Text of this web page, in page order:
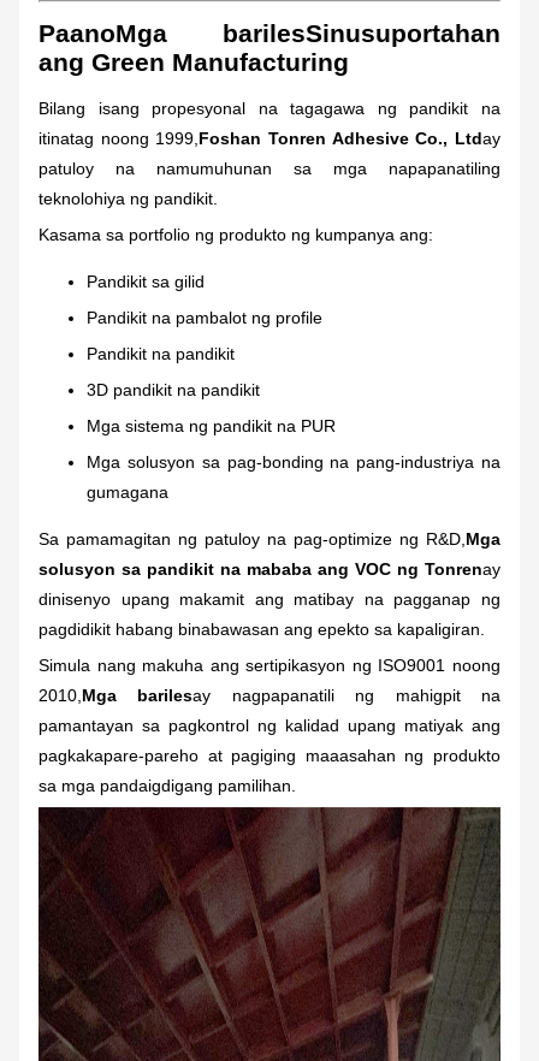
PaanoMga barilesSinusuportahan
ang Green Manufacturing
Bilang isang propesyonal na tagagawa ng pandikit na
itinatag noong 1999, Foshan Tonren Adhesive Co., Ltday
patuloy na namumuhunan sa mga napapanatiling
teknolohiya ng pandikit.
Kasama sa portfolio ng produkto ng kumpanya ang:
Pandikit sa gilid
Pandikit na pambalot ng profile
Pandikit na pandikit
3D pandikit na pandikit
Mga sistema ng pandikit na PUR
Mga solusyon sa pag-bonding na pang-industriya na
gumagana
Sa pamamagitan ng patuloy na pag-optimize ng R&D, Mga
solusyon sa pandikit na mababa ang VOC ng Tonrenay
dinisenyo upang makamit ang matibay na pagganap ng
pagdidikit habang binabawasan ang epekto sa kapaligiran.
Simula nang makuha ang sertipikasyon ng ISO9001 noong
2010, Mga barilesay nagpapanatili ng mahigpit na
pamantayan sa pagkontrol ng kalidad upang matiyak ang
pagkakapare-pareho at pagiging maaasahan ng produkto
sa mga pandaigdigang pamilihan.